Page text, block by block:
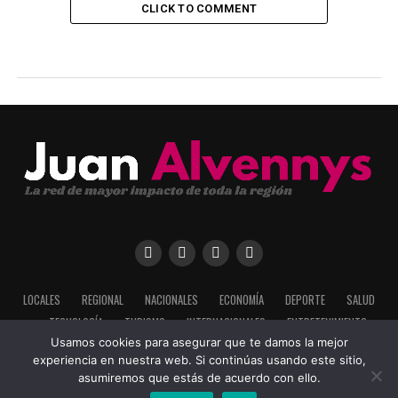
CLICK TO COMMENT
LOCALES REGIONAL NACIONALES ECONOMÍA DEPORTE
SALUD
TECNOLOGÍA
TURISMO INTERNACIONALES ENTRETENIMIENTO
Copyright ©2025 Todos los derechos adquiridos por
Usamos cookies para asegurar que te damos la mejor
experiencia en nuestra web. Si continúas usando este sitio,
asumiremos que estás de acuerdo con ello.